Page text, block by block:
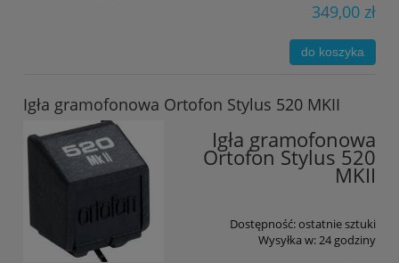
349,00 zł
do koszyka
Igła gramofonowa Ortofon Stylus 520 MKII
Igła gramofonowa
Ortofon Stylus 520
MKII
Dostępność:ostatnie sztuki
Wysyłka w:24 godziny